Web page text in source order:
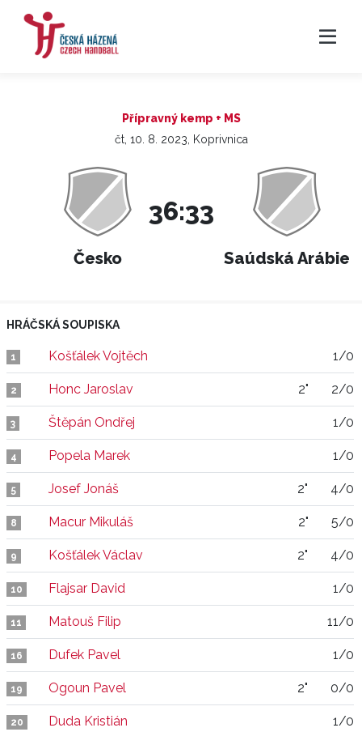
Přípravný kemp + MS
čt, 10. 8. 2023, Koprivnica
Česko
36:33
Saúdská Arábie
HRÁČSKÁ SOUPISKA
1 Košťálek Vojtěch 1/0
2 Honc Jaroslav 2" 2/0
3 Štěpán Ondřej 1/0
4 Popela Marek 1/0
5 Josef Jonáš 2" 4/0
8 Macur Mikuláš 2" 5/0
9 Košťálek Václav 2" 4/0
10 Flajsar David 1/0
11 Matouš Filip 11/0
16 Dufek Pavel 1/0
19 Ogoun Pavel 2" 0/0
20 Duda Kristián 1/0